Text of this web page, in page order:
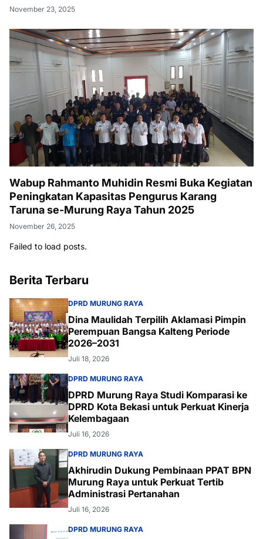
November 23, 2025
Wabup Rahmanto Muhidin Resmi Buka Kegiatan
Peningkatan Kapasitas Pengurus Karang
Taruna se-Murung Raya Tahun 2025
November 26, 2025
Failed to load posts.
Berita Terbaru
DPRD MURUNG RAYA
Dina Maulidah Terpilih Aklamasi Pimpin
Perempuan Bangsa Kalteng Periode
2026–2031
Juli 18, 2026
DPRD MURUNG RAYA
DPRD Murung Raya Studi Komparasi ke
DPRD Kota Bekasi untuk Perkuat Kinerja
Kelembagaan
Juli 16, 2026
DPRD MURUNG RAYA
Akhirudin Dukung Pembinaan PPAT BPN
Murung Raya untuk Perkuat Tertib
Administrasi Pertanahan
Juli 16, 2026
DPRD MURUNG RAYA